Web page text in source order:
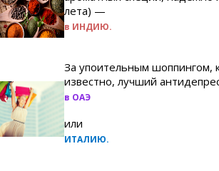
лета) —
в ИНДИЮ.
За упоительным шоппингом,
известно, лучший
в ОАЭ
или
ИТАЛИЮ.